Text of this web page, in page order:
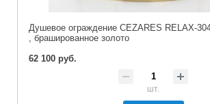
Душевое ограждение CEZARES RELAX-
, брашированное золото
62 100 руб.
шт.